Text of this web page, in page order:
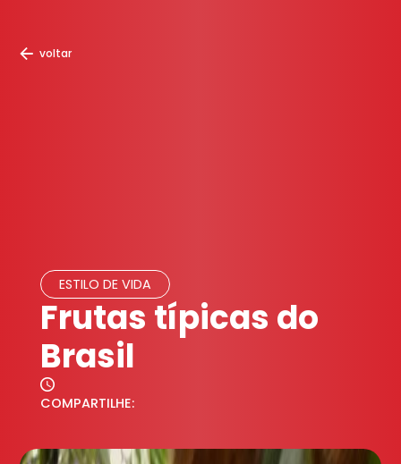
voltar
ESTILO DE VIDA
Frutas típicas do
Brasil
COMPARTILHE: